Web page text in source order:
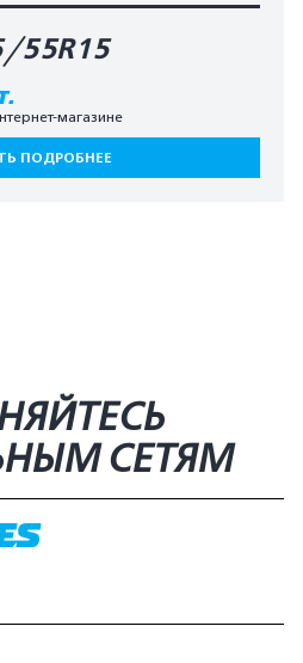
55R15
магазине
ПОДРОБНЕЕ
СЕТЯМ